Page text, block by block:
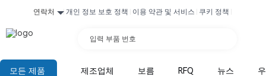
연락처 개인 정보 보호 정책 이용 약관 및 서비스 쿠키 정책
입력 부품 번호
모든 제품 제조업체 보름 RFQ 뉴스